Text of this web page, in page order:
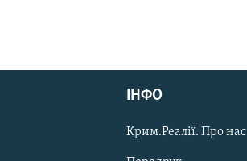
ІНФО
Крим.Реалії. Про нас